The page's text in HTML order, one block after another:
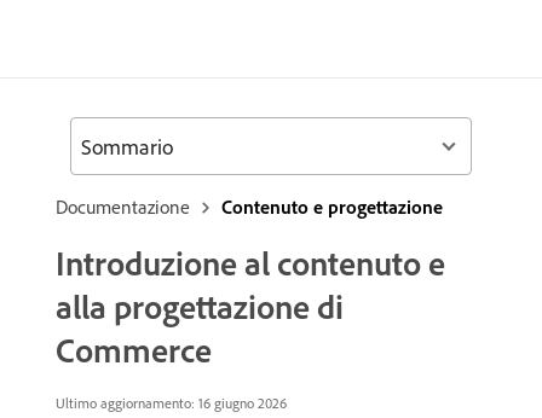
Documentazione Contenuto e progettazione
Introduzione al contenuto e
alla progettazione di
Commerce
Ultimo aggiornamento: 16 giugno 2026
Sommario